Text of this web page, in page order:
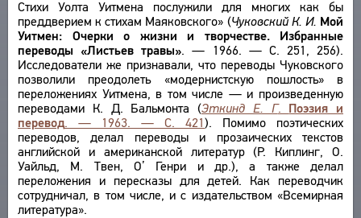
Стихи Уолта Уитмена послужили для многих как бы
преддверием к стихам Маяковского» (Чуковский К. И. Мой
Уитмен: Очерки о жизни и творчестве. Избранные
переводы «Листьев травы». — 1966. — С. 251, 256).
Исследователи же признавали, что переводы Чуковского
позволили преодолеть «модернистскую пошлость» в
переложениях Уитмена, в том числе — и произведенную
переводами К. Д. Бальмонта (Эткинд Е. Г. Поэзия и
перевод. — 1963. — С. 421). Помимо поэтических
переводов, делал переводы и прозаических текстов
английской и американской литератур (Р. Киплинг, О.
Уайльд, М. Твен, О’ Генри и др.), а также делал
переложения и пересказы для детей. Как переводчик
сотрудничал, в том числе, и с издательством «Всемирная
литература».